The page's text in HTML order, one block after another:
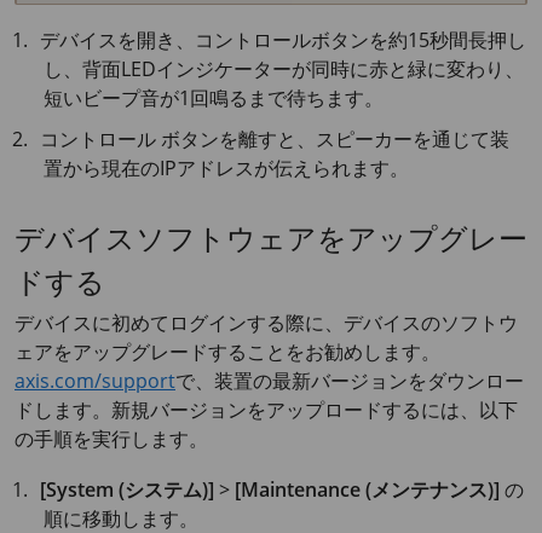
デバイスを開き、コントロールボタンを約15秒間長押し
し、背面LEDインジケーターが同時に赤と緑に変わり、
短いビープ音が1回鳴るまで待ちます。
コントロール ボタンを離すと、スピーカーを通じて装
置から現在のIPアドレスが伝えられます。
デバイスソフトウェアをアップグレー
ドする
デバイスに初めてログインする際に、デバイスのソフトウ
ェアをアップグレードすることをお勧めします。
axis.com/supportで、装置の最新バージョンをダウンロー
ドします。新規バージョンをアップロードするには、以下
の手順を実行します。
[System (システム)] > [Maintenance (メンテナンス)] の
順に移動します。